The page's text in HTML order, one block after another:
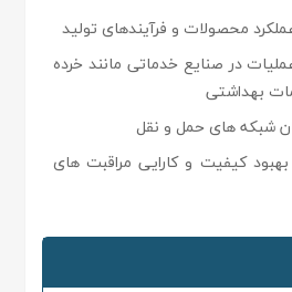
محصولات و فرآیندهای تولید
در صنایع خدماتی مانند خرده
بهداشتی
شبکه های حمل و نقل
کیفیت و کارایی مراقبت های